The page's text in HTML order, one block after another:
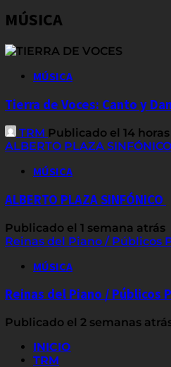
MÚSICA
MÚSICA
Tierra de Voces: Canto y
TRM Publicado el 14
ALBERTO PLAZA SINFÓNICO
MÚSICA
ALBERTO PLAZA SINFÓNICO
Publicado el 1 semana atrás
Reinas del Piano / Públicos
MÚSICA
Reinas del Piano / Públicos
Publicado el 2 semanas
INICIO
TRM